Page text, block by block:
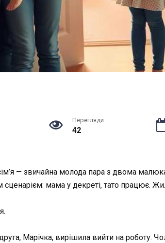
Перегляди
42
— звичайна молода пара з двома
сценарієм: мама у декреті, тато працює.
Марічка, вирішила вийти на роботу.